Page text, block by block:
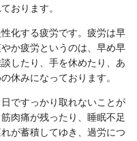
おります。
化する疲労です。疲労は早
か疲労というのは、早め早
したり、手を休めたり、あ
休みになっております。
ですっかり取れないことが
肉痛が残ったり、睡眠不足
が蓄積してゆき、過労につ